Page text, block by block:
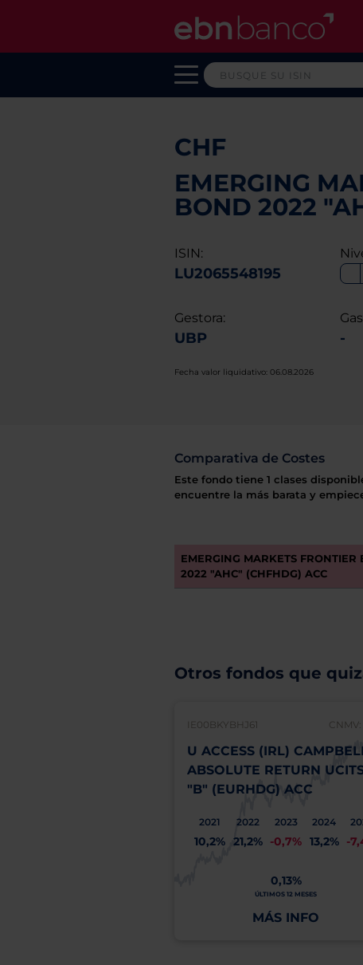
CHF
EMERGING
BOND 2022
ISIN:
LU2065548195
Gestora:
UBP -
Fecha valor liquidativo: 06.08.2026
Comparativa de Costes
Este fondo tiene 1 clases
encuentre la más barata y
EMERGING MARKETS FRONTIER
2022 "AHC" (CHFHDG) ACC
Otros fondos que
IE00BKYBHJ61 CNMV:
U ACCESS (IRL)
ABSOLUTE RETURN
"B" (EURHDG) ACC
2021
10,2%
2022
21,2%
2023
-0,7%
2024
13,2% -
0,13%
ÚLTIMOS 12 MESES
MÁS INFO